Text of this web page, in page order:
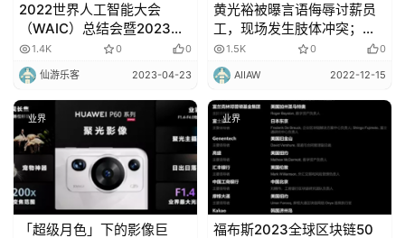
2022世界人工智能大会
（WAIC）总结会暨2023世
界人工智能大会启动会在上
海世博展览馆举行
1.4K 0 0
仙游乐客 2023-04-23
黄光裕被曝言语侮辱讨薪员
工，现场发生肢体冲突；账
上只剩2651元，知名汽车品
牌设备被拍卖
1.5K 0 0
AIIAW 2022-12-15
业界
「超级月色」下的影像巨
业界
福布斯2023全球区块链50